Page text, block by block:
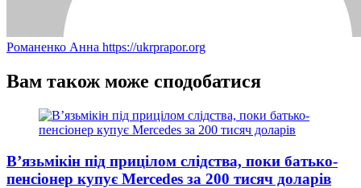
Романенко Анна https://ukrprapor.org
Вам також може сподобатися
В’язьмікін під прицілом слідства, поки батько-
пенсіонер купує Mercedes за 200 тисяч доларів